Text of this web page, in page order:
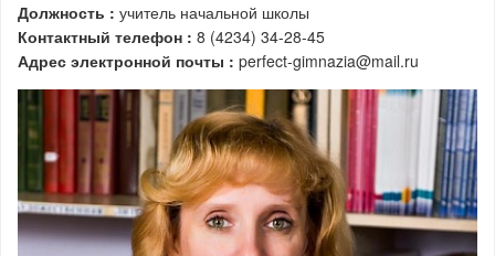
Должность : учитель начальной школы
Контактный телефон : 8 (4234) 34-28-45
Адрес электронной почты : perfect-gimnazia@mail.ru